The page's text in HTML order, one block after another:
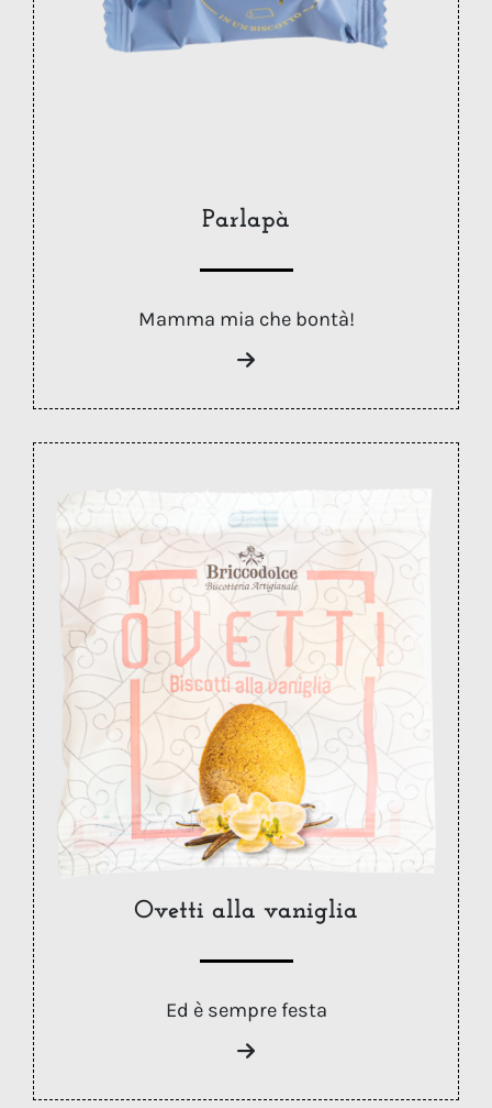
Parlapà
Mamma mia che bontà!
Ovetti alla vaniglia
Ed è sempre festa